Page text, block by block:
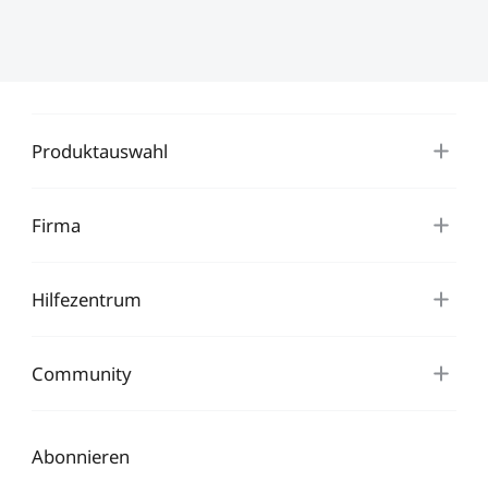
Produktauswahl
Firma
Hilfezentrum
Community
Abonnieren